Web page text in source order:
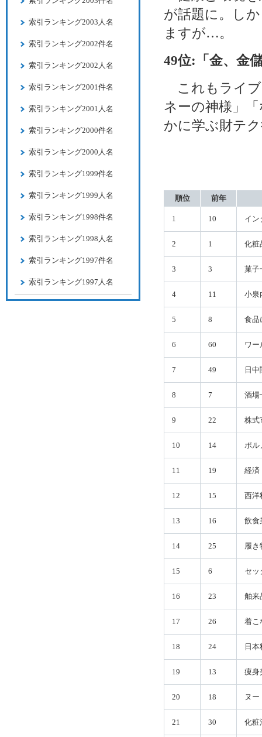
が話題に。し
ますが…。
49位:「金、金
これもライブ
ネーの神様」
かに学ぶ財テ
順位 前年
1 10 イン
2 1 化粧
3 3 菓子
4 11 小泉
5 8 食品
6 60 ワー
7 49 日
8 7 酒場
9 22 株式
10 14 ポル
11 19 経済
12 15 西洋
13 16 飲食
14 25 履き
15 6 セッ
16 23 舶来
17 26 着こ
18 24 日
19 13 痩身
20 18 ヌ
21 30 化粧
索引ランキング2003人名
索引ランキング2002件名
索引ランキング2002人名
索引ランキング2001件名
索引ランキング2001人名
索引ランキング2000件名
索引ランキング2000人名
索引ランキング1999件名
索引ランキング1999人名
索引ランキング1998件名
索引ランキング1998人名
索引ランキング1997件名
索引ランキング1997人名